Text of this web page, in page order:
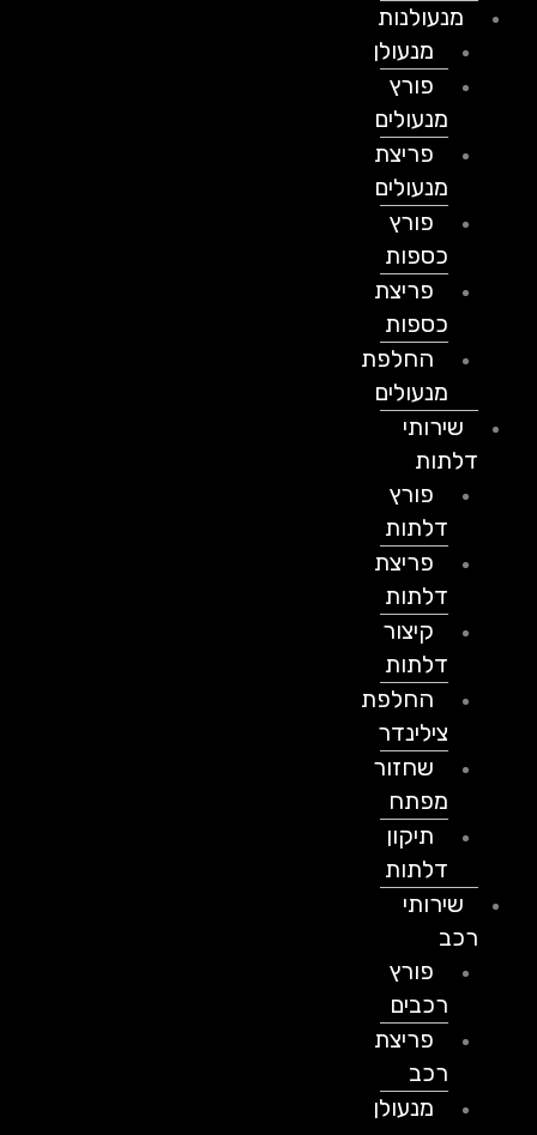
מנעולנות
מנעולן
פורץ
מנעולים
פריצת
מנעולים
פורץ
כספות
פריצת
כספות
החלפת
מנעולים
שירותי
דלתות
פורץ
דלתות
פריצת
דלתות
קיצור
דלתות
החלפת
צילינדר
שחזור
מפתח
תיקון
דלתות
שירותי
פורץ
רכבים
פריצת
מנעולן